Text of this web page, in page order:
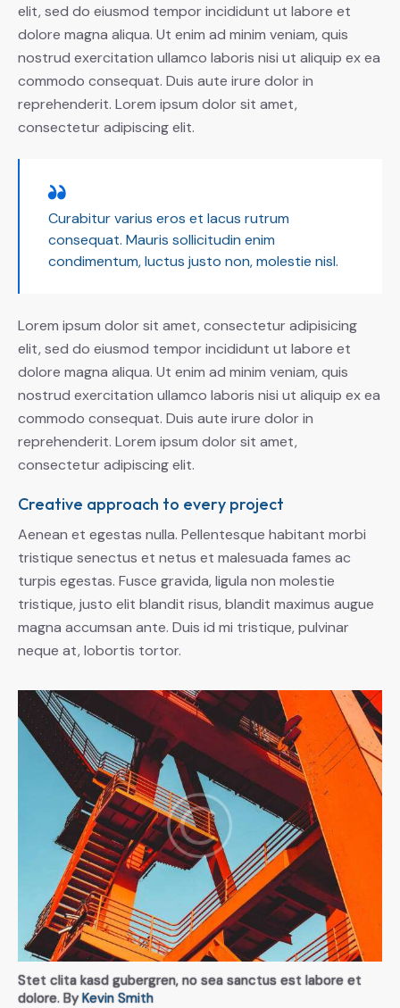
elit, sed do eiusmod tempor incididunt ut labore et
dolore magna aliqua. Ut enim ad minim veniam, quis
nostrud exercitation ullamco laboris nisi ut aliquip ex ea
commodo consequat. Duis aute irure dolor in
reprehenderit. Lorem ipsum dolor sit amet,
consectetur adipiscing elit.
Curabitur varius eros et lacus rutrum
consequat. Mauris sollicitudin enim
condimentum, luctus justo non, molestie nisl.
Lorem ipsum dolor sit amet, consectetur adipisicing
elit, sed do eiusmod tempor incididunt ut labore et
dolore magna aliqua. Ut enim ad minim veniam, quis
nostrud exercitation ullamco laboris nisi ut aliquip ex ea
commodo consequat. Duis aute irure dolor in
reprehenderit. Lorem ipsum dolor sit amet,
consectetur adipiscing elit.
Creative approach to every project
Aenean et egestas nulla. Pellentesque habitant morbi
tristique senectus et netus et malesuada fames ac
turpis egestas. Fusce gravida, ligula non molestie
tristique, justo elit blandit risus, blandit maximus augue
magna accumsan ante. Duis id mi tristique, pulvinar
neque at, lobortis tortor.
Stet clita kasd gubergren, no sea sanctus est labore et
dolore. ByKevin Smith